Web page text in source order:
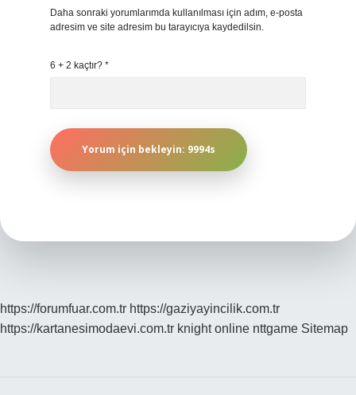
Daha sonraki yorumlarımda kullanılması için adım, e-posta
adresim ve site adresim bu tarayıcıya kaydedilsin.
6 + 2 kaçtır? *
https://forumfuar.com.tr https://gaziyayincilik.com.tr
https://kartanesimodaevi.com.tr knight online nttgame Sitemap